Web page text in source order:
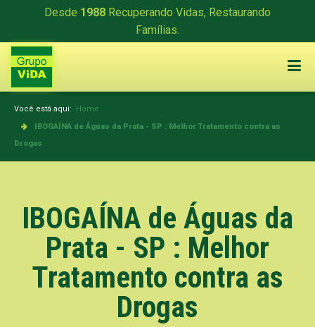
Desde 1988 Recuperando Vidas, Restaurando
Famílias.
Você está aqui: Home
IBOGAÍNA de Águas da Prata - SP : Melhor Tratamento contra as
Drogas
IBOGAÍNA de Águas da
Prata - SP : Melhor
Tratamento contra as
Drogas